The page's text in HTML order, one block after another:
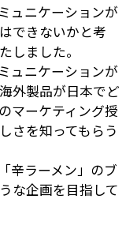
ュニケーションが
できないかと考
しました。
ュニケーションが
外製品が日本でど
マーケティング授
さを知ってもらう
辛ラーメン」のブ
な企画を目指して